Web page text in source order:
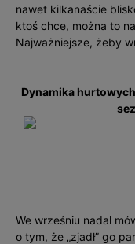
nawet kilkanaście
ktoś chce, można to
Najważniejsze, żeby
Dynamika
We wrześniu nadal
o tym, że „zjadł” go